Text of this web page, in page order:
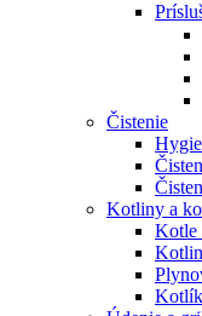
Čistenie
Kotliny a
Kotle